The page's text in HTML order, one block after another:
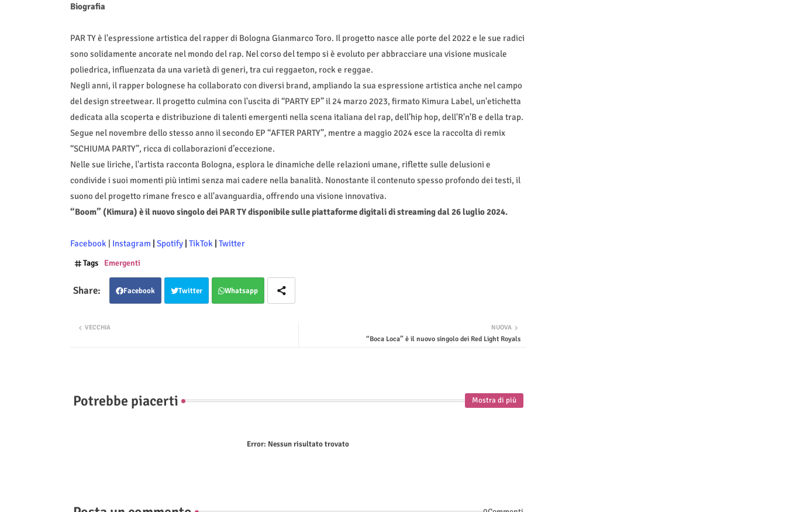
Biografia
PAR TYè l'espressione artistica del rapper di Bologna Gianmarco Toro. Il progetto nasce alle porte del 2022 e le sue radici
sono solidamente ancorate nel mondo del rap. Nel corso del tempo si è evoluto per abbracciare una visione musicale
poliedrica, influenzata da una varietà di generi, tra cui reggaeton, rock e reggae.
Negli anni, il rapper bolognese ha collaborato con diversi brand, ampliando la sua espressione artistica anche nel campo
del design streetwear. Il progetto culmina con l'uscita di “PARTY EP” il 24 marzo 2023, firmato Kimura Label, un'etichetta
dedicata alla scoperta e distribuzione di talenti emergenti nella scena italiana del rap, dell’hiphop, dell'R'n'B e della trap.
Segue nel novembre dello stesso anno il secondo EP “AFTER PARTY”, mentre a maggio 2024 esce la raccolta di remix
“SCHIUMA PARTY”, ricca di collaborazioni d’eccezione.
Nelle sue liriche, l'artista racconta Bologna, esplora le dinamiche delle relazioni umane, riflette sulle delusioni e
condivide i suoi momenti più intimi senza mai cadere nella banalità. Nonostante il contenuto spesso profondo dei testi, il
suono del progetto rimane fresco e all'avanguardia, offrendo una visione innovativa.
“Boom” (Kimura) è il nuovo singolo dei PAR TY disponibile sulle piattaforme digitali di streaming dal 26 luglio 2024.
Facebook | Instagram | Spotify| TikTok | Twitter
Tags Emergenti
Facebook Twitter Whatsapp
NUOVA
“Boca Loca” è il nuovo singolo dei Red Light Royals
VECCHIA
Potrebbe piacerti Mostra di più
Error: Nessun risultato trovato